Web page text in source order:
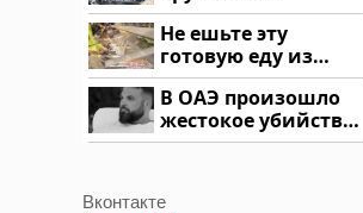
вертолета на
Кавказе: смотреть
Не ешьте эту
готовую еду из
магазина: список
В ОАЭ произошло
жестокое убийство
криптомиллионера
Вконтакте